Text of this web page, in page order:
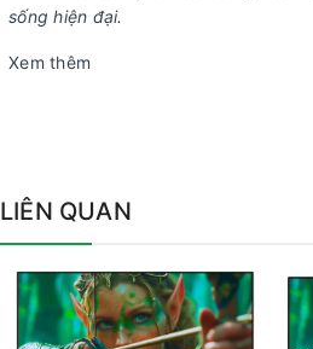
sống hiện đại.
Xem thêm
LIÊN QUAN